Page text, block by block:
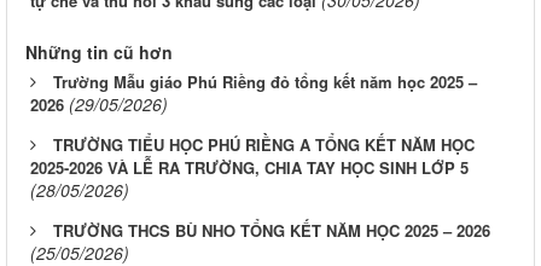
Những tin cũ hơn
Trường Mẫu giáo Phú Riềng đỏ tổng kết năm học 2025 –
2026 (29/05/2026)
TRƯỜNG TIỂU HỌC PHÚ RIỀNG A TỔNG KẾT NĂM HỌC
2025-2026 VÀ LỄ RA TRƯỜNG, CHIA TAY HỌC SINH LỚP 5
(28/05/2026)
TRƯỜNG THCS BÙ NHO TỔNG KẾT NĂM HỌC 2025 – 2026
(25/05/2026)